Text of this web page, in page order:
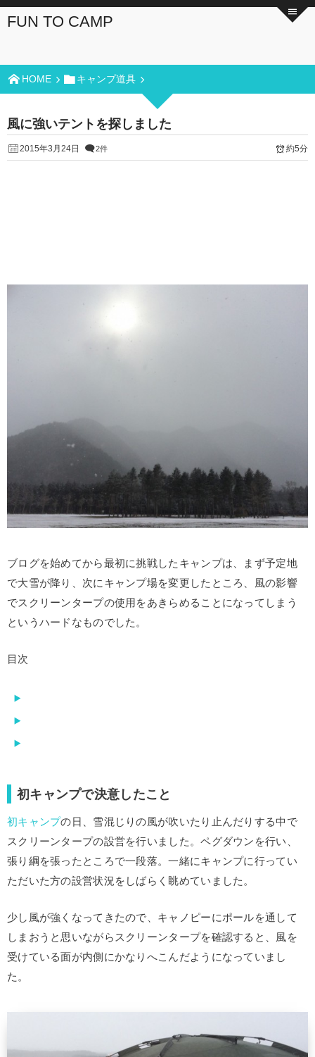
FUN TO CAMP
HOME キャンプ道具
風に強いテントを探しました
2015年3月24日 2件 約5分
ブログを始めてから最初に挑戦したキャンプは、まず予定地
で大雪が降り、次にキャンプ場を変更したところ、風の影響
でスクリーンタープの使用をあきらめることになってしまう
というハードなものでした。
目次
初キャンプで決意したこと
初キャンプの日、雪混じりの風が吹いたり止んだりする中で
スクリーンタープの設営を行いました。ペグダウンを行い、
張り綱を張ったところで一段落。一緒にキャンプに行ってい
ただいた方の設営状況をしばらく眺めていました。
少し風が強くなってきたので、キャノピーにポールを通して
しまおうと思いながらスクリーンタープを確認すると、風を
受けている面が内側にかなりへこんだようになっていまし
た。